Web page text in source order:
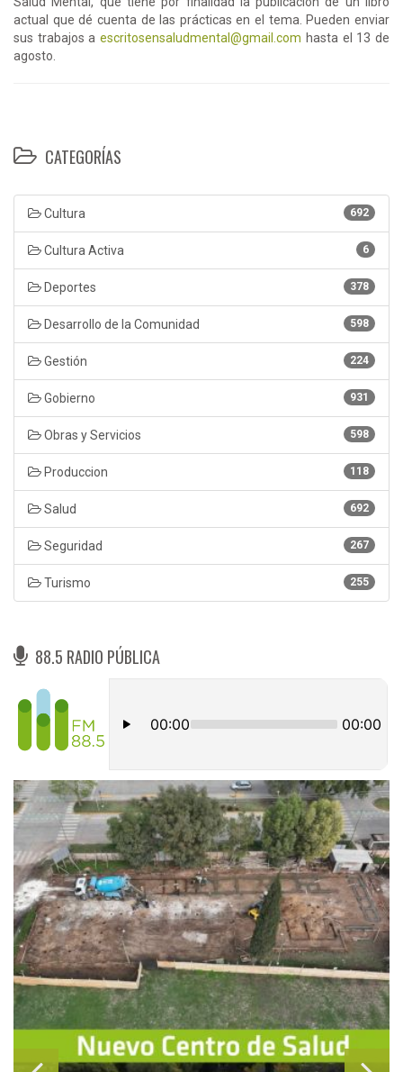
actual que dé cuenta de las prácticas en el tema. Pueden enviar
sus trabajos aescritosensaludmental@gmail.com hasta el 13 de
agosto.
CATEGORÍAS
692
Cultura
6
Cultura Activa
378
Deportes
598
Desarrollo de la Comunidad
224
Gestión
931
Gobierno
598
Obras y Servicios
118
Produccion
692
Salud
267
Seguridad
255
Turismo
88.5 RADIO PÚBLICA